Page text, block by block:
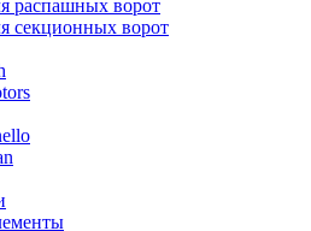
распашных ворот
секционных ворот